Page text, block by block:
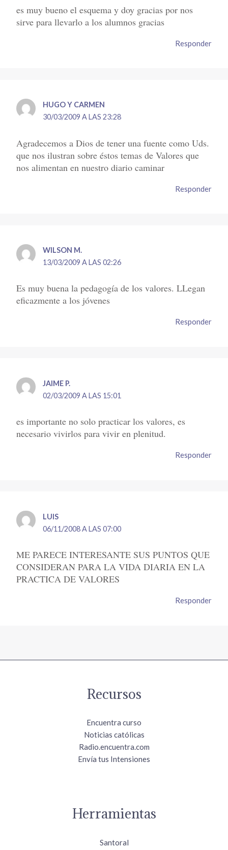
es muy bueno el esquema y doy gracias por nos
sirve para llevarlo a los alumnos gracias
Responder
HUGO Y CARMEN
30/03/2009 A LAS 23:28
Agradecemos a Dios de tener una fuente como Uds.
que nos ilustran sobre éstos temas de Valores que
nos alimentan en nuestro diario caminar
Responder
WILSON M.
13/03/2009 A LAS 02:26
Es muy buena la pedagogía de los valores. LLegan
eficazmente a los jóvenes
Responder
JAIME P.
02/03/2009 A LAS 15:01
es importante no solo practicar los valores, es
necesario vivirlos para vivir en plenitud.
Responder
LUIS
06/11/2008 A LAS 07:00
ME PARECE INTERESANTE SUS PUNTOS QUE
CONSIDERAN PARA LA VIDA DIARIA EN LA
PRACTICA DE VALORES
Responder
Recursos
Encuentra curso
Noticias católicas
Radio.encuentra.com
Envía tus Intensiones
Herramientas
Santoral